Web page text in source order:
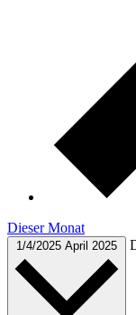
Dieser Monat
1/4/2025 April 2025